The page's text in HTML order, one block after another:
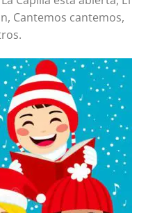
Cantemos cantemos,